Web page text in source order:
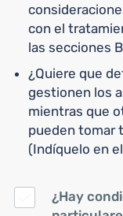
con el
las secciones
¿Quiere que
gestionen los
mientras que
pueden tomar
(Indíquelo en
¿Hay